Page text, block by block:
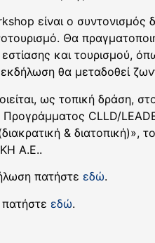
είναι ο
Θα
και τουρισμού,
θα μεταδοθεί
ως τοπική δράση,
Προγράμματος CLLD/
&
Α.Ε..
πατήστε εδώ.
εδώ.